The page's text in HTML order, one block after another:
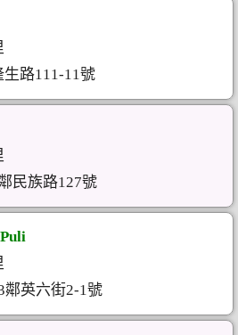
路111-11號
民族路127號
鄰英六街2-1號